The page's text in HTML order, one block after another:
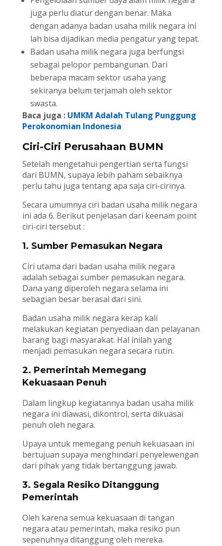
juga perlu diatur dengan benar. Maka
dengan adanya badan usaha milik negara ini
lah bisa dijadikan media pengatur yang tepat.
Badan usaha milik negara juga berfungsi
sebagai pelopor pembangunan. Dari
beberapa macam sektor usaha yang
sekiranya belum terjamah oleh sektor
swasta.
Baca juga : UMKM Adalah Tulang Punggung
Perokonomian Indonesia
Ciri-Ciri Perusahaan BUMN
Setelah mengetahui pengertian serta fungsi
dari BUMN, supaya lebih paham sebaiknya
perlu tahu juga tentang apa saja ciri-cirinya.
Secara umumnya ciri badan usaha milik negara
ini ada 6. Berikut penjelasan dari keenam point
ciri-ciri tersebut :
1. Sumber Pemasukan Negara
Ciri utama dari badan usaha milik negara
adalah sebagai sumber pemasukan negara.
Dana yang diperoleh negara selama ini
sebagian besar berasal dari sini.
Badan usaha milik negara kerap kali
melakukan kegiatan penyediaan dan pelayanan
barang bagi masyarakat. Hal inilah yang
menjadi pemasukan negara secara rutin.
2. Pemerintah Memegang
Kekuasaan Penuh
Dalam lingkup kegiatannya badan usaha milik
negara ini diawasi, dikontrol, serta dikuasai
penuh oleh negara.
Upaya untuk memegang penuh kekuasaan ini
bertujuan supaya menghindari penyelewengan
dari pihak yang tidak bertanggung jawab.
3. Segala Resiko Ditanggung
Pemerintah
Oleh karena semua kekuasaan di tangan
negara atau pemerintah, maka resiko pun
sepenuhnya ditanggung oleh mereka.